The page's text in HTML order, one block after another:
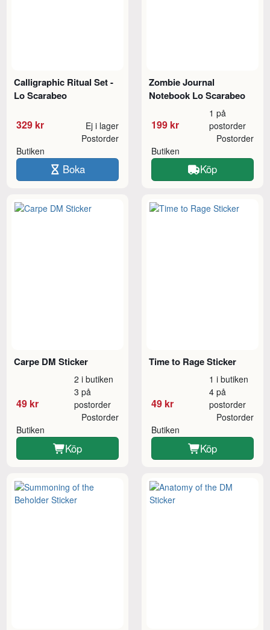
Calligraphic Ritual Set -
Lo Scarabeo
329 kr Ej i lager
Butiken
Postorder
Boka
Zombie Journal
Notebook Lo Scarabeo
199 kr
1 på
postorder
Butiken
Postorder
Köp
Carpe DM Sticker
49 kr
2 i butiken
3 på
postorder
Butiken
Postorder
Köp
Time to Rage Sticker
49 kr
1 i butiken
4 på
postorder
Butiken
Postorder
Köp